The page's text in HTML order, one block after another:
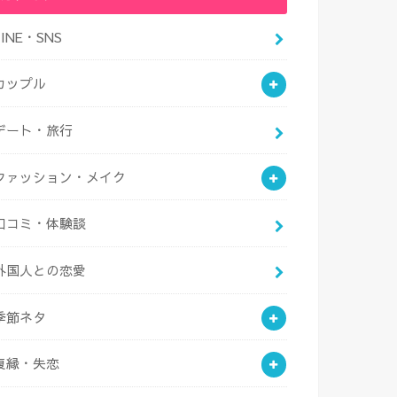
・SNS
ップル
ート・旅行
ァッション・メイク
コミ・体験談
国人との恋愛
節ネタ
縁・失恋